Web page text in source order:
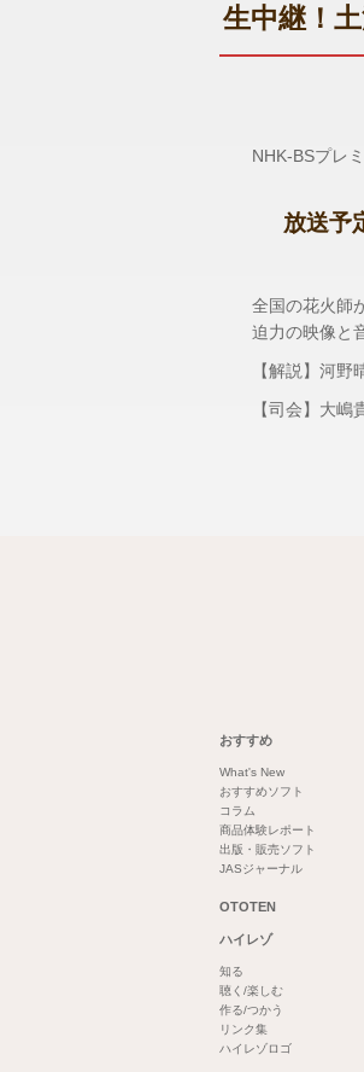
生中継！
NHK-BSプレ
放送予
全国の花火師
迫力の映像と
【解説】河野
【司会】大嶋
おすすめ
What's New
おすすめソフト
コラム
商品体験レポート
出版・販売ソフト
JASジャーナル
OTOTEN
ハイレゾ
知る
聴く/楽しむ
作る/つかう
リンク集
ハイレゾロゴ